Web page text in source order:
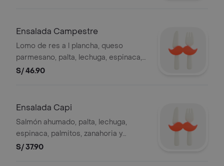
caesar's).
Ensalada Campestre
Lomo de res a l plancha, queso
parmesano, palta, lechuga, espinaca,
cebolla blanca, tomate y pimiento
S/ 46.90
Ensalada Capi
Salmón ahumado, palta, lechuga,
espinaca, palmitos, zanahoria y
pimiento morrón. (aliño sugerido:
S/ 37.90